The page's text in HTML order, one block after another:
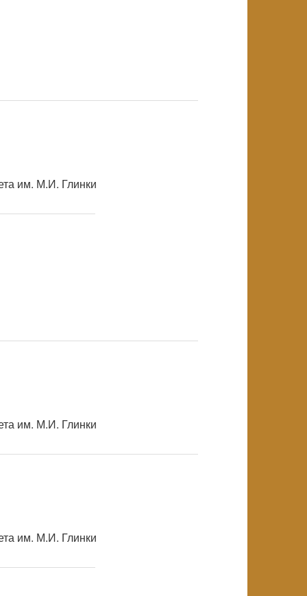
им. М.И. Глинки
им. М.И. Глинки
им. М.И. Глинки